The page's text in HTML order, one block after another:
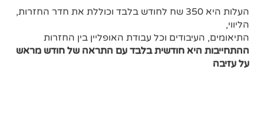
העלות היא 350 שח לחודש בלבד וכוללת את חדר החזרות,
הליווי,
התיאומים, העיבודים וכל עבודת האופליין בין החזרות
ההתחייבות היא חודשית בלבד עם התראה של חודש מראש
על עזיבה